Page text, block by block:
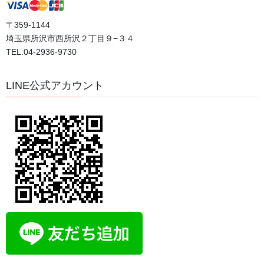
瞑想は脳のゼロ点調整
おすすめ動画
ブログ
体験談
口コミ
日記
体験者の声
〒359-1144
埼玉県所沢市西所沢２丁目９−３４
TEL:04-2936-9730
LINE公式アカウント